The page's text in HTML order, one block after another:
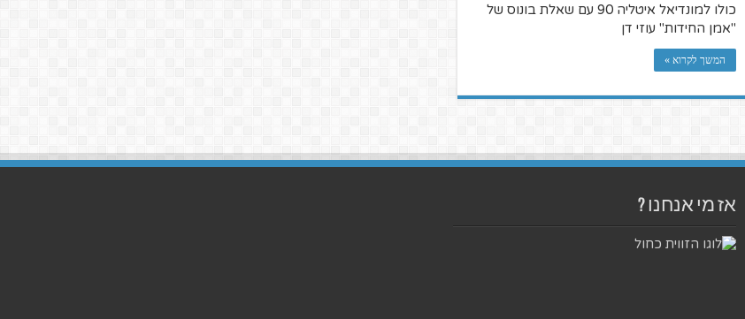
כולו למונדיאל איטליה 90 עם שאלת בונוס של
"אמן החידות" עוזי דן
המשך לקרוא »
אז מי אנחנו ?